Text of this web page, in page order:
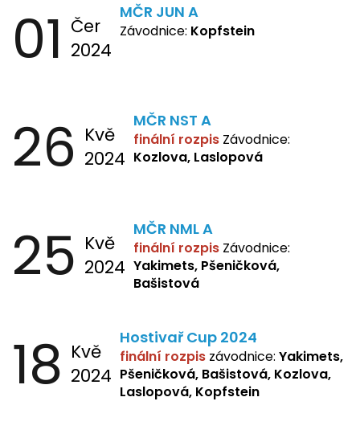
01 Čer
2024
MČR JUN A
Závodnice: Kopfstein
26 Kvě
2024
MČR NST A
finální rozpis Závodnice:
Kozlova, Laslopová
25 Kvě
2024
MČR NML A
finální rozpis Závodnice:
Yakimets, Pšeničková,
Bašistová
18 Kvě
2024
Hostivař Cup 2024
finální rozpis závodnice: Yakimets,
Pšeničková, Bašistová, Kozlova,
Laslopová, Kopfstein